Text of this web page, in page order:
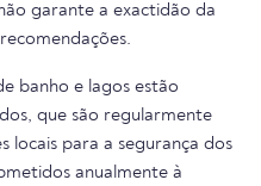
garante a exactidão da
banho e lagos estão
que são regularmente
locais para a segurança dos
anualmente à